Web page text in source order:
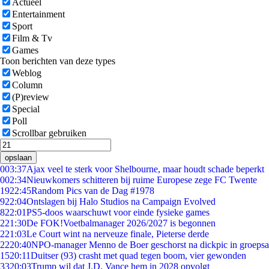
Actueel
Entertainment
Sport
Film & Tv
Games
Toon berichten van deze types
Weblog
Column
(P)review
Special
Poll
Scrollbar gebruiken
opslaan
003:37Ajax veel te sterk voor Shelbourne, maar houdt schade beperkt
002:34Nieuwkomers schitteren bij ruime Europese zege FC Twente
1922:45Random Pics van de Dag #1978
922:04Ontslagen bij Halo Studios na Campaign Evolved
822:01PS5-doos waarschuwt voor einde fysieke games
221:30De FOK!Voetbalmanager 2026/2027 is begonnen
221:03Le Court wint na nerveuze finale, Pieterse derde
2220:40NPO-manager Menno de Boer geschorst na dickpic in
1520:11Duitser (93) crasht met quad tegen boom, vier gewonden
3320:03Trump wil dat J.D. Vance hem in 2028 opvolgt